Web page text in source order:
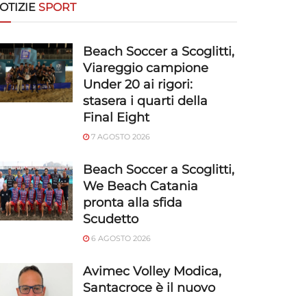
SPORT
Beach Soccer a Scoglitti,
Viareggio campione
Under 20 ai rigori:
stasera i quarti della
Final Eight
7 AGOSTO 2026
Beach Soccer a Scoglitti,
We Beach Catania
pronta alla sfida
Scudetto
6 AGOSTO 2026
Avimec Volley Modica,
Santacroce è il nuovo